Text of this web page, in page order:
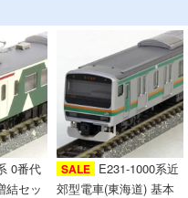
0番代
結セッ
SALE E231-1000系近
郊型電車(東海道) 基本